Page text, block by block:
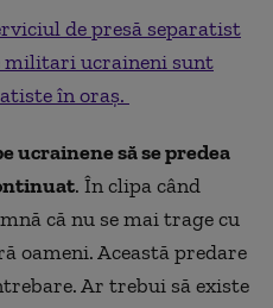
de presă separatist
militari ucraineni sunt
în oraş.
ucrainene să se predea
. În clipa când
că nu se mai trage cu
oameni. Această predare
Ar trebui să existe